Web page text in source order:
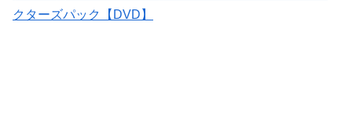
クターズパック【DVD】